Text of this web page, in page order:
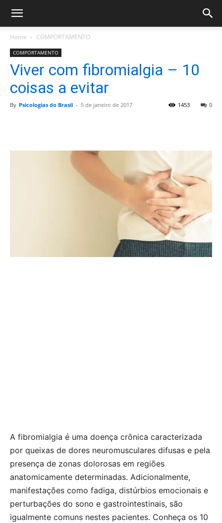
Home COMPORTAMENTO
COMPORTAMENTO
Viver com fibromialgia – 10
coisas a evitar
By Psicologias do Brasil - 5 de janeiro de 2017 0
1453
A fibromialgia é uma doença crônica caracterizada
por queixas de dores neuromusculares difusas e pela
presença de zonas dolorosas em regiões
anatomicamente determinadas. Adicionalmente,
manifestações como fadiga, distúrbios emocionais e
perturbações do sono e gastrointestinais, são
igualmente comuns nestes pacientes. Conheça os 10